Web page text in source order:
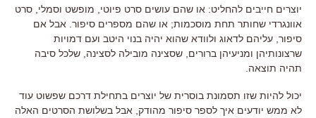
יוצרים חייבים להחליט: או שהם עושים סרט פיוטי, מופשט וסמלי, סרט
אוונגרדי שחותר תחת מוסכמות; או שהם מספרים סיפור. אבל אם
סיפור, עליהם לדאוג ולוודא שהוא יהיה בנוי היטב ועם דמויות
שרצונותיהן ומניעיהן ברורים, שסצינה מובילה לסצינה, שלכל סיבה
תהיה תוצאה.
יכול להיות שזו תסמונת בוסרית של יוצרים בתחילת דרכם שפשוט עוד
לא ממש יודעים איך לספר סיפור מהודק, אבל בשלושת הסרטים האלה